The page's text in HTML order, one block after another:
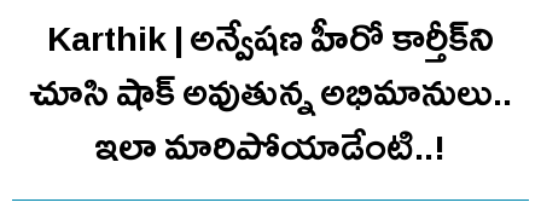
Karthik | అన్వేషణ హీరో కార్తీక్‌ని
చూసి షాక్ అవుతున్న అభిమానులు..
ఇలా మారిపోయాడేంటి..!